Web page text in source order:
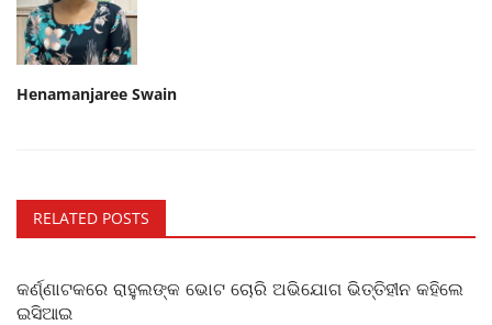
Henamanjaree Swain
RELATED POSTS
କର୍ଣ୍ଣାଟକରେ ରାହୁଲଙ୍କ ଭୋଟ ଚୋରି ଅଭିଯୋଗ ଭିତ୍ତିହୀନ କହିଲେ
ଇସିଆଇ